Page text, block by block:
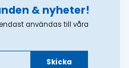
& nyheter!
användas till våra
Skicka